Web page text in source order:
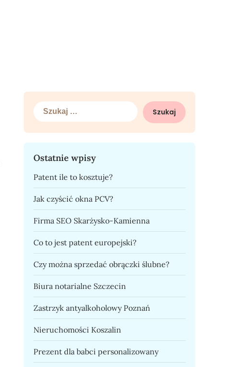
Szukaj:
Ostatnie wpisy
Patent ile to kosztuje?
Jak czyścić okna PCV?
Firma SEO Skarżysko-Kamienna
Co to jest patent europejski?
Czy można sprzedać obrączki ślubne?
Biura notarialne Szczecin
Zastrzyk antyalkoholowy Poznań
Nieruchomości Koszalin
Prezent dla babci personalizowany